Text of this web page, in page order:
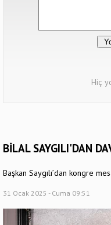
Hiç
BİLAL SAYGILI'DAN
Başkan Saygılı’dan kongre
31 Ocak 2025 - Cuma 09:51